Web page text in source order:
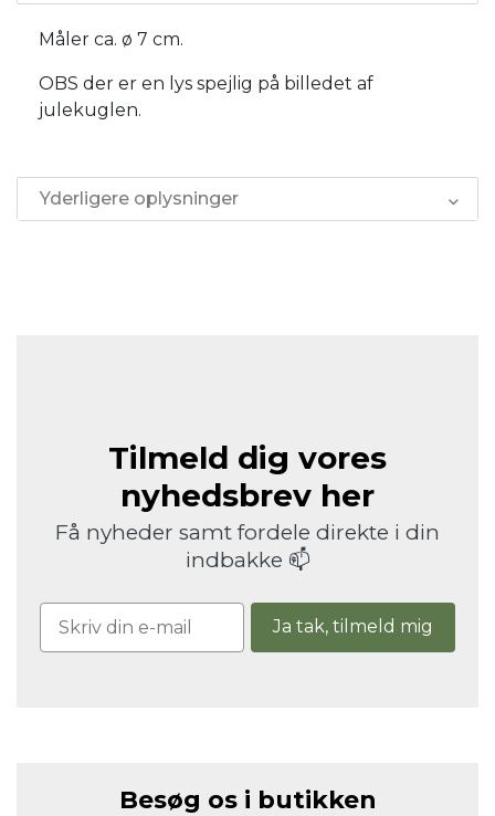
Måler ca. ø 7 cm.
OBS der er en lys spejlig på billedet af
julekuglen.
Yderligere oplysninger
Tilmeld dig vores
nyhedsbrev her
Få nyheder samt fordele direkte i din
indbakke 📫
Ja tak, tilmeld mig
Besøg os i butikken